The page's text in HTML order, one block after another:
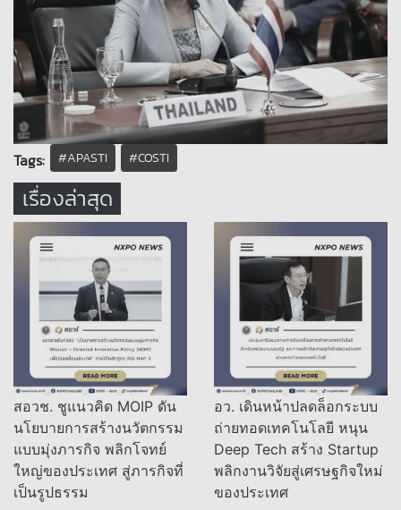
Tags: #APASTI #COSTI
เรื่องล่าสุด
สอวช. ชูแนวคิด MOIP ดัน
นโยบายการสร้างนวัตกรรม
แบบมุ่งภารกิจ พลิกโจทย์
ใหญ่ของประเทศ สู่ภารกิจที่
เป็นรูปธรรม
อว. เดินหน้าปลดล็อกระบบ
ถ่ายทอดเทคโนโลยี หนุน
Deep Tech สร้าง Startup
พลิกงานวิจัยสู่เศรษฐกิจใหม่
ของประเทศ